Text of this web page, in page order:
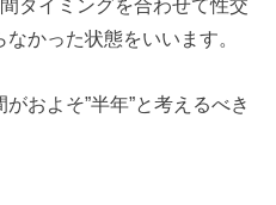
タイミングを合わせて性交
かった状態をいいます。
およそ”半年”と考えるべき